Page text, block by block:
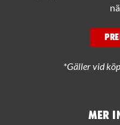
Mer
*Gäller vid